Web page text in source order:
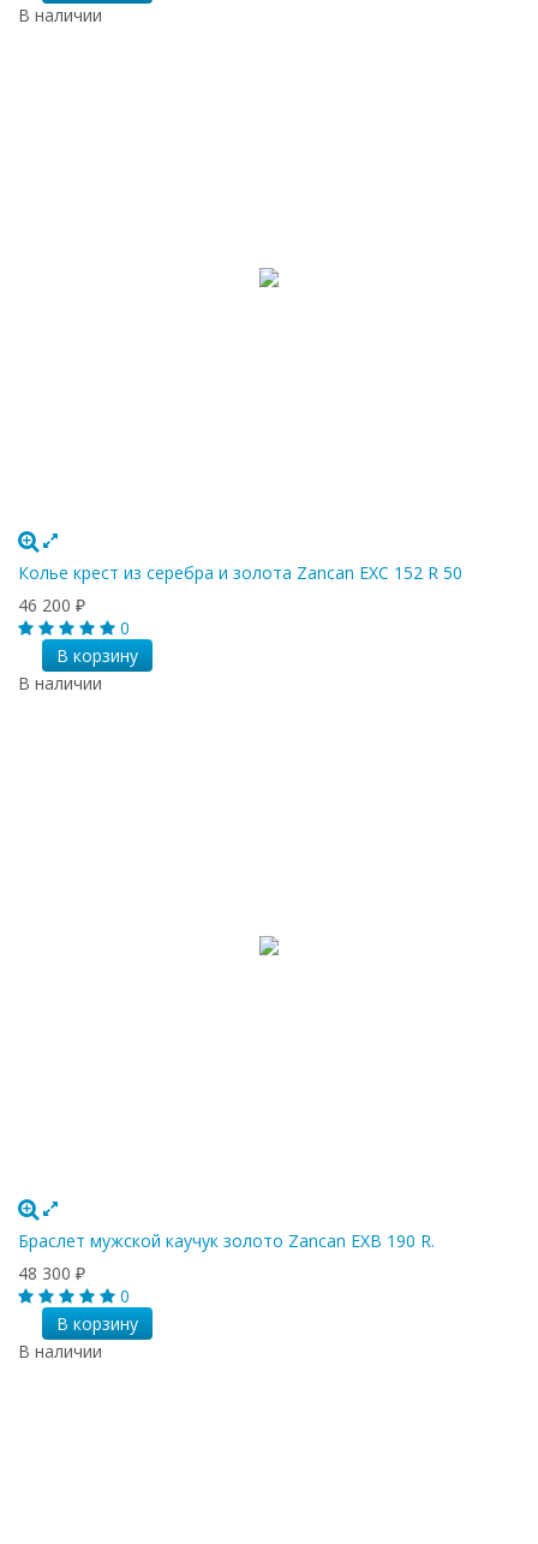
В наличии
Колье крест из серебра и золота Zancan EXC 152 R 50
46 200 ₽
0
В корзину
В наличии
Браслет мужской каучук золото Zancan EXB 190 R.
48 300 ₽
0
В корзину
В наличии